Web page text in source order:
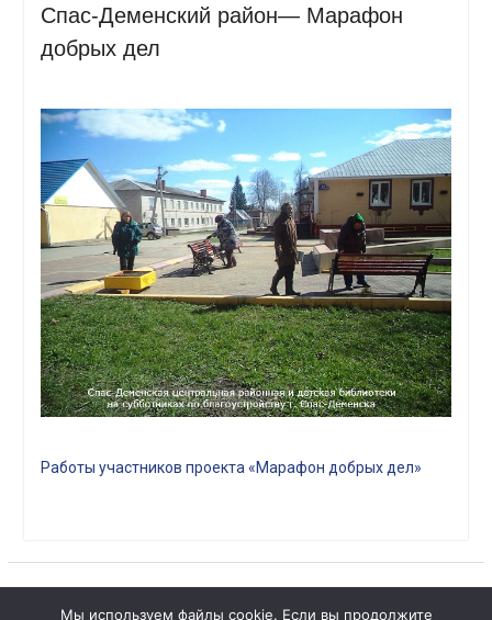
Спас-Деменский район— Марафон
добрых дел
Работы участников проекта «Марафон добрых дел»
Мы используем файлы cookie. Если вы продолжите